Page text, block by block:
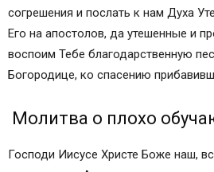
согрешения и послать к нам Духа
Его на апостолов, да утешенные и
воспоим Тебе благодарственную
Богородице, ко спасению
Молитва о плохо
Господи Иисусе Христе Боже наш,